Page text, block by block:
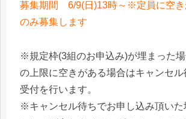
募集期間 6/9(日)13時～※定員に空き
のみ募集します
※規定枠(3組のお申込み)が埋まった
の上限に空きがある場合はキャンセ
受付を行います。
※キャンセル待ちでお申し込み頂いた